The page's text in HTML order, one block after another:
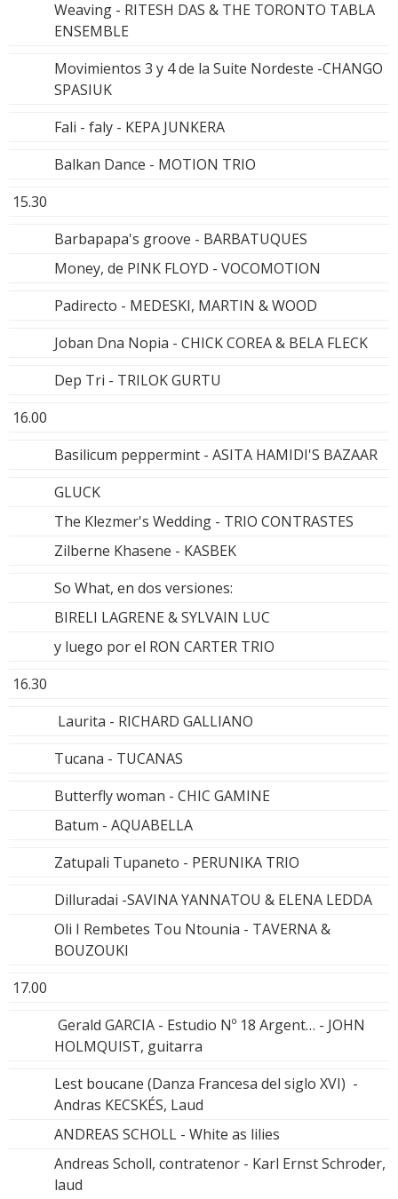
Weaving - RITESH DAS & THE TORONTO TABLA
ENSEMBLE
Movimientos 3 y 4 de la Suite Nordeste -CHANGO
SPASIUK
Fali - faly - KEPA JUNKERA
Balkan Dance - MOTION TRIO
15.30
Barbapapa's groove - BARBATUQUES
Money, de PINK FLOYD - VOCOMOTION
Padirecto - MEDESKI, MARTIN & WOOD
Joban Dna Nopia - CHICK COREA & BELA FLECK
Dep Tri - TRILOK GURTU
16.00
Basilicum peppermint - ASITA HAMIDI'S BAZAAR
GLUCK
The Klezmer's Wedding - TRIO CONTRASTES
Zilberne Khasene - KASBEK
So What, en dos versiones:
BIRELI LAGRENE & SYLVAIN LUC
y luego por el RON CARTER TRIO
16.30
Laurita - RICHARD GALLIANO
Tucana - TUCANAS
Butterfly woman - CHIC GAMINE
Batum - AQUABELLA
Zatupali Tupaneto - PERUNIKA TRIO
Dilluradai -SAVINA YANNATOU & ELENA LEDDA
Oli I Rembetes Tou Ntounia - TAVERNA &
BOUZOUKI
17.00
Gerald GARCIA - Estudio Nº 18 Argent… - JOHN
HOLMQUIST, guitarra
Lest boucane (Danza Francesa del siglo XVI) -
Andras KECSKÉS, Laud
ANDREAS SCHOLL - White as lilies
Andreas Scholl, contratenor - Karl Ernst Schroder,
laud